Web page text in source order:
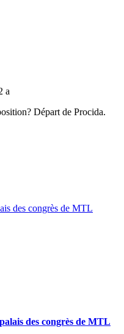
a
Départ de Procida.
des congrès de MTL
des congrès de MTL